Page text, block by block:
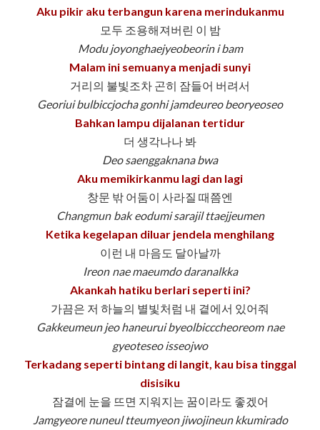
Aku pikir aku terbangun karena merindukanmu
모두 조용해져버린 이 밤
Modu joyonghaejyeobeorin i bam
Malam ini semuanya menjadi sunyi
거리의 불빛조차 곤히 잠들어 버려서
Georiui bulbiccjocha gonhi jamdeureo beoryeoseo
Bahkan lampu dijalanan tertidur
더 생각나나 봐
Deo saenggaknana bwa
Aku memikirkanmu lagi dan lagi
창문 밖 어둠이 사라질 때쯤엔
Changmun bak eodumi sarajil ttaejjeumen
Ketika kegelapan diluar jendela menghilang
이런 내 마음도 달아날까
Ireon nae maeumdo daranalkka
Akankah hatiku berlari seperti ini?
가끔은 저 하늘의 별빛처럼 내 곁에서 있어줘
Gakkeumeun jeo haneurui byeolbicccheoreom nae
gyeoteseo isseojwo
Terkadang seperti bintang di langit, kau bisa tinggal
disisiku
잠결에 눈을 뜨면 지워지는 꿈이라도 좋겠어
Jamgyeore nuneul tteumyeon jiwojineun kkumirado